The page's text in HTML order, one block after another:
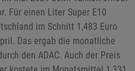
Für einen Liter Super E10
im Schnitt 1,483 Euro
Das ergab die monatliche
den ADAC. Auch der Preis